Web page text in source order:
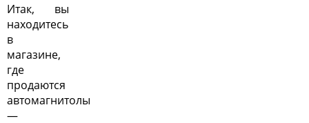
Итак, вы
находитесь
в
магазине,
где
продаются
автомагнитолы
—